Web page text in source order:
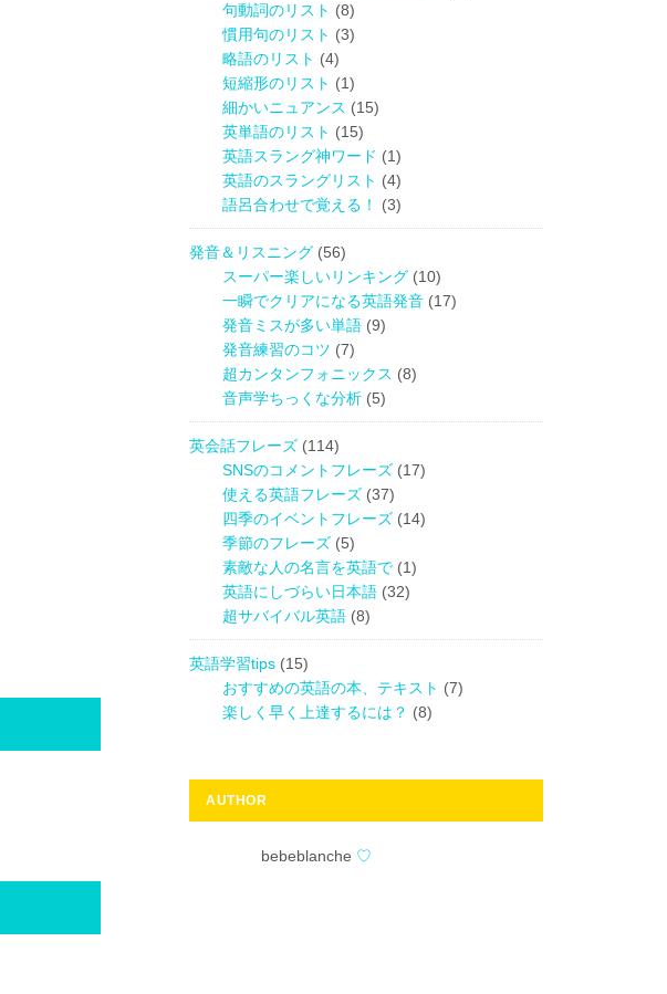
句動詞のリスト (8)
慣用句のリスト (3)
略語のリスト (4)
短縮形のリスト (1)
細かいニュアンス (15)
英単語のリスト (15)
英語スラング神ワード (1)
英語のスラングリスト (4)
語呂合わせで覚える！
(3)
発音＆リスニング (56)
スーパー楽しいリンキング (10)
一瞬でクリアになる英語発音 (17)
発音ミスが多い単語 (9)
発音練習のコツ (7)
超カンタンフォニックス (8)
音声学ちっくな分析 (5)
英会話フレーズ (114)
SNSのコメントフレーズ (17)
使える英語フレーズ (37)
四季のイベントフレーズ (14)
季節のフレーズ (5)
素敵な人の名言を英語で (1)
英語にしづらい日本語 (32)
超サバイバル英語 (8)
英語学習tips (15)
おすすめの英語の本、テキスト (7)
楽しく早く上達するには？ (8)
AUTHOR
bebeblanche ♡